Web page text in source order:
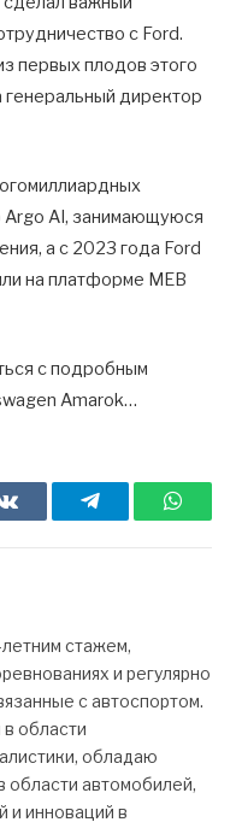
с Ford.
первых плодов этого
генеральный директор
Argo AI, занимающуюся
а с 2023 года Ford
на платформе MEB
с подробным
Amarok…
ВКонтактеTelegram
стажем,
и регулярно
с автоспортом.
области
обладаю
области автомобилей,
и инноваций в